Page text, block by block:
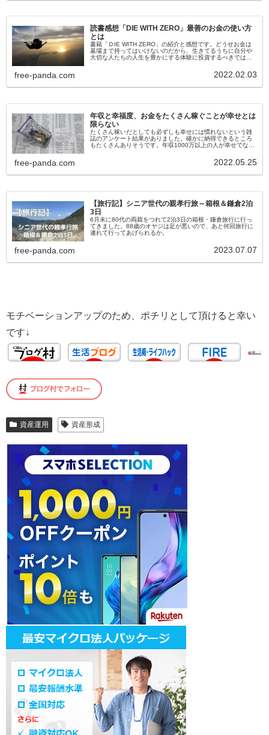
読書感想「DIE WITH ZERO」最善のお金の使い方
とは
書籍「ＤIE WITH ZERO」の紹介と感想です。どうせお金は
墓場まで持ってはいけないのだから、生きてるうちに自分や
大切な人たちの人生を豊かにする体験に投資するべきではな
free-panda.com 2022.02.03
年収と幸福度、お金をたくさん稼ぐことが幸せとは
限らない
たくさん稼いだとしても必ずしも幸せには慣れないという雑
誌のアンケート結果がありました。確かに納得できるところ
もたくさんありそうです。年収1000万以上の人が幸せでない
にはどうすれば良いかについて考えてみます。
free-panda.com 2022.05.25
【旅行記】シニア世代の親孝行旅～箱根＆鎌倉2泊
3日
6月末に80代の両親をつれて2泊3日の箱根・鎌倉旅行に行っ
てきました。88歳のオヤジは足が悪いので、あと何回旅行に
連れて行ってあげられるか。
free-panda.com 2023.07.07
モチベーションアップのため、ポチリとして頂けると幸い
です↓
資産運用 資産形成